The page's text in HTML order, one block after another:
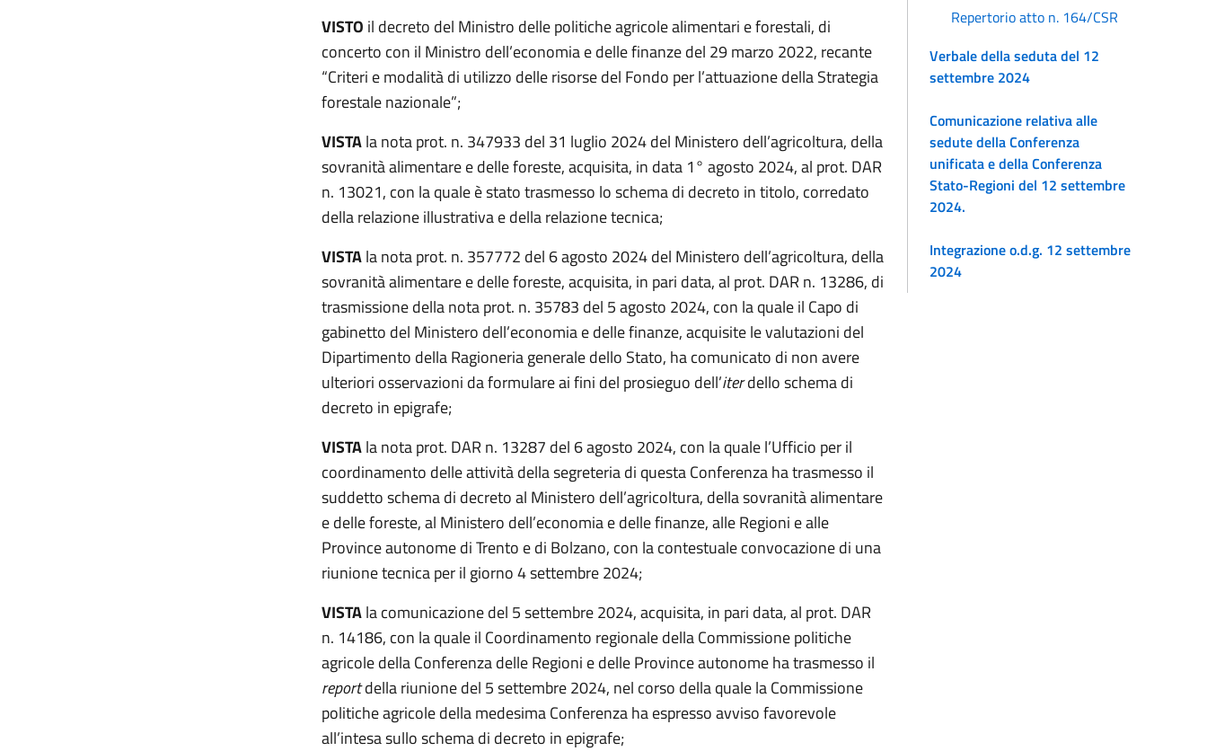
VISTO il decreto del Ministro delle politiche agricole alimentari e forestali, di
concerto con il Ministro dell’economia e delle finanze del 29 marzo 2022, recante
“Criteri e modalità di utilizzo delle risorse del Fondo per l’attuazione della Strategia
forestale nazionale”;
VISTAla nota prot. n. 347933 del 31 luglio 2024 del Ministero dell’agricoltura, della
sovranità alimentare e delle foreste, acquisita, in data 1° agosto 2024, al prot. DAR
n. 13021, con la quale è stato trasmesso lo schema di decreto in titolo, corredato
della relazione illustrativa e della relazione tecnica;
VISTAla nota prot. n. 357772 del 6 agosto 2024 del Ministero dell’agricoltura, della
sovranità alimentare e delle foreste, acquisita, in pari data, al prot. DAR n. 13286, di
trasmissione della nota prot. n. 35783 del 5 agosto 2024, con la quale il Capo di
gabinetto del Ministero dell’economia e delle finanze, acquisite le valutazioni del
Dipartimento della Ragioneria generale dello Stato, ha comunicato di non avere
ulteriori osservazioni da formulare ai fini del prosieguo dell’iterdello schema di
decreto in epigrafe;
VISTAla nota prot. DAR n. 13287 del 6 agosto 2024, con la quale l’Ufficio per il
coordinamento delle attività della segreteria di questa Conferenza ha trasmesso il
suddetto schema di decreto al Ministero dell’agricoltura, della sovranità alimentare
e delle foreste, al Ministero dell’economia e delle finanze, alle Regioni e alle
Province autonome di Trento e di Bolzano, con la contestuale convocazione di una
riunione tecnica per il giorno 4 settembre 2024;
VISTAla comunicazione del 5 settembre 2024, acquisita, in pari data, al prot. DAR
n. 14186, con la quale il Coordinamento regionale della Commissione politiche
agricole della Conferenza delle Regioni e delle Province autonome ha trasmesso il
reportdella riunione del 5 settembre 2024, nel corso della quale la Commissione
politiche agricole della medesima Conferenza ha espresso avviso favorevole
all’intesa sullo schema di decreto in epigrafe;
Repertorio atto n. 164/CSR
Verbale della seduta del 12
settembre 2024
Comunicazione relativa alle
sedute della Conferenza
unificata e della Conferenza
Stato-Regioni del 12 settembre
2024.
Integrazione o.d.g. 12 settembre
2024